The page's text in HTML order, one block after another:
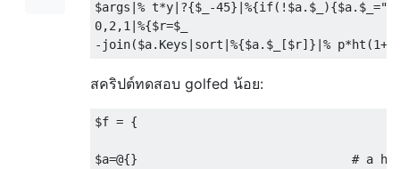
$args |% t*y |?{$_ -45}|%{if(! $a. $_ ){$a. $_ =""
0,2 ,1 |%{$r=
- join($a. Keys sort |%{$a. $_ [$r]}|% p*ht (1+(
สคริปต์ทดสอบ golfed น้อย:
$f = {
$a=@{}
# a